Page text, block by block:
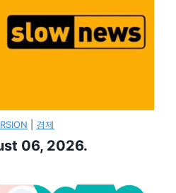
경제
06, 2026.